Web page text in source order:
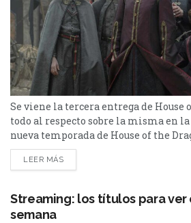
Se viene la tercera entrega de House
todo al respecto sobre la misma en
nueva temporada de House of the
episodios que se emitirán
que finalice el 9 de agosto. Basada en
LEER MÁS
Streaming: los títulos para ver
semana